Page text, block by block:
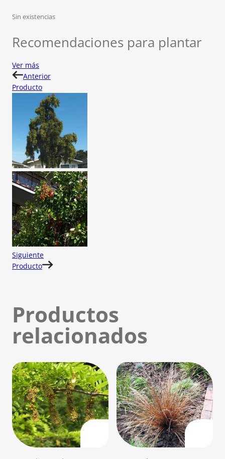
Sin existencias
Recomendaciones para plantar
Ver más
Anterior
Producto
Siguiente
Producto
Productos
relacionados